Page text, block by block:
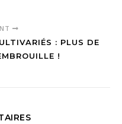
: PLUS DE
!